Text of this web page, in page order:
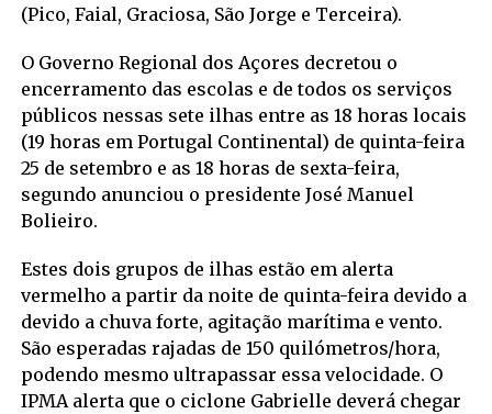
(Pico, Faial, Graciosa, São Jorge e Terceira).
O Governo Regional dos Açores decretou o
encerramento das escolas e de todos os serviços
públicos nessas sete ilhas entre as 18 horas locais
(19 horas em Portugal Continental) de quinta-feira
25 de setembro e as 18 horas de sexta-feira,
segundo anunciou o presidente José Manuel
Bolieiro.
Estes dois grupos de ilhas estão em alerta
vermelho a partir da noite de quinta-feira devido a
devido a chuva forte, agitação marítima e vento.
São esperadas rajadas de 150 quilómetros/hora,
podendo mesmo ultrapassar essa velocidade. O
IPMA alerta que o ciclone Gabrielle deverá chegar